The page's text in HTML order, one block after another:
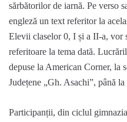
sărbătorilor de iarnă. Pe verso
engleză un text referitor la
Elevii claselor 0, I și a II-a, vor
referitoare la tema dată.
depuse la American Corner, la
Județene „Gh. Asachi”, până la
Participanții, din ciclul